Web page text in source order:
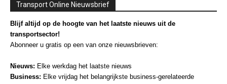
Transport Online Nieuwsbrief
Blijf altijd op de hoogte van het laatste nieuws uit de
transportsector!
Abonneer u gratis op een van onze nieuwsbrieven:
Nieuws: Elke werkdag het laatste nieuws
Business: Elke vrijdag het belangrijkste business-gerelateerde